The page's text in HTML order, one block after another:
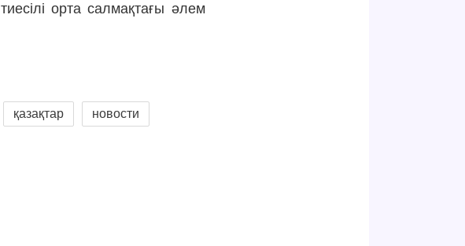
орта салмақтағы әлем
қазақтар
новости